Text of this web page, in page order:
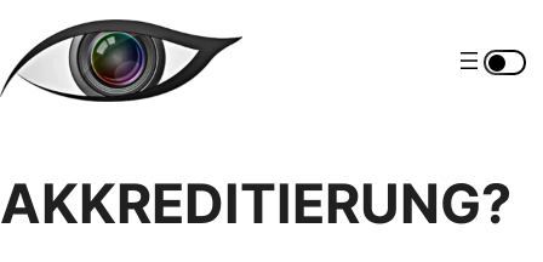
Inhalt
springen
AKKREDITIERUNG?